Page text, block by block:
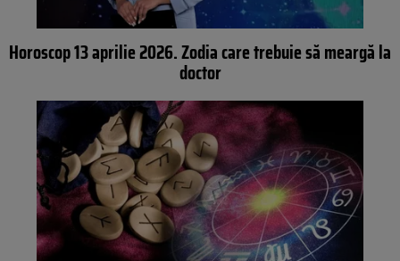
Horoscop 13 aprilie 2026. Zodia care trebuie să meargă la
doctor